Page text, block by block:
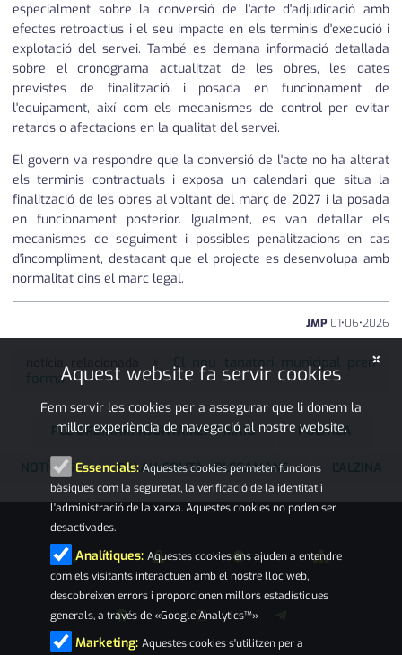
especialment sobre la conversió de l'acte d'adjudicació amb
efectes retroactius i el seu impacte en els terminis d'execució i
explotació del servei. També es demana informació detallada
sobre el cronograma actualitzat de les obres, les dates
previstes de finalització i posada en funcionament de
l'equipament, així com els mecanismes de control per evitar
retards o afectacions en la qualitat del servei.
El govern va respondre que la conversió de l'acte no ha alterat
els terminis contractuals i exposa un calendari que situa la
finalització de les obres al voltant del març de 2027 i la posada
en funcionament posterior. Igualment, es van detallar els
mecanismes de seguiment i possibles penalitzacions en cas
d'incompliment, destacant que el projecte es desenvolupa amb
normalitat dins el marc legal.
JMP 01•06•2026
notícia relacionada
El nou tanatori municipal pren
forma
PLE ORDINARI AJUNTAMENT MAIG POLÍTICA
NOTÍCIES PALAU-SOLITÀ I PLEGAMANS L'ALZINA
×
Aquest website fa servir cookies
Fem servir les cookies per a assegurar que li donem la
millor experiència de navegació al nostre website.
Essencials: Aquestes cookies permeten funcions
bàsiques com la seguretat, la verificació de la identitat i
l'administració de la xarxa. Aquestes cookies no poden ser
desactivades.
Analítiques: Aquestes cookies ens ajuden a entendre
com els visitants interactuen amb el nostre lloc web,
descobreixen errors i proporcionen millors estadístiques
generals, a través de «Google Analytics™»
Marketing: Aquestes cookies s'utilitzen per a